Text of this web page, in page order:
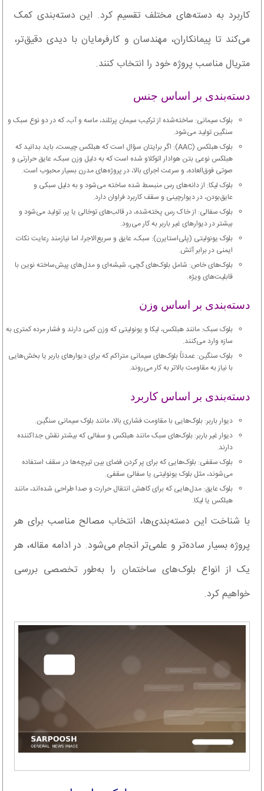
کاربرد به دسته‌های مختلف تقسیم کرد. این دسته‌بندی کمک
می‌کند تا پیمانکاران، مهندسان و کارفرمایان با دیدی دقیق‌تر،
متریال مناسب پروژه خود را انتخاب کنند.
دسته‌بندی بر اساس جنس
بلوک سیمانی: ساخته‌شده از ترکیب سیمان پرتلند، ماسه و آب، که در دو نوع سبک و
سنگین تولید می‌شود.
بلوک هبلکس (AAC): اگر برایتان سؤال است که هبلکس چیست، باید بدانید که
هبلکس نوعی بتن هوادار اتوکلاو شده است که به دلیل وزن سبک، عایق حرارتی و
صوتی فوق‌العاده، و سرعت اجرای بالا، در پروژه‌های مدرن بسیار محبوب است.
بلوک لیکا: از دانه‌های رس منبسط ‌شده ساخته می‌شود و به دلیل سبکی و
عایق‌بودن، در دیوارچینی و سقف کاربرد فراوان دارد.
بلوک سفالی: از خاک رس پخته‌شده، در قالب‌های توخالی یا پر، تولید می‌شود و
بیشتر در دیوارهای غیر باربر به کار می‌رود.
بلوک یونولیتی (پلی‌استایرن): سبک، عایق و سریع‌الاجرا، اما نیازمند رعایت نکات
ایمنی در برابر آتش.
بلوک‌های خاص: شامل بلوک‌های گچی، شیشه‌ای و مدل‌های پیش‌ساخته نوین با
قابلیت‌های ویژه.
دسته‌بندی بر اساس وزن
بلوک سبک: مانند هبلکس، لیکا و یونولیتی که وزن کمی دارند و فشار مرده کمتری به
سازه وارد می‌کنند.
بلوک سنگین: عمدتاً بلوک‌های سیمانی متراکم که برای دیوارهای باربر یا بخش‌هایی
با نیاز به مقاومت بالاتر به کار می‌روند.
دسته‌بندی بر اساس کاربرد
دیوار باربر: بلوک‌هایی با مقاومت فشاری بالا، مانند بلوک سیمانی سنگین.
دیوار غیر باربر: بلوک‌های سبک مانند هبلکس و سفالی که بیشتر نقش جداکننده
دارند.
بلوک سقفی: بلوک‌هایی که برای پر کردن فضای بین تیرچه‌ها در سقف استفاده
می‌شوند، مثل بلوک یونولیتی یا سفالی سقفی.
بلوک عایق: مدل‌هایی که برای کاهش انتقال حرارت و صدا طراحی شده‌اند، مانند
هبلکس یا لیکا.
با شناخت این دسته‌بندی‌ها، انتخاب مصالح مناسب برای هر
پروژه بسیار ساده‌تر و علمی‌تر انجام می‌شود. در ادامه مقاله، هر
یک از انواع بلوک‌های ساختمان را به‌طور تخصصی بررسی
خواهیم کرد.